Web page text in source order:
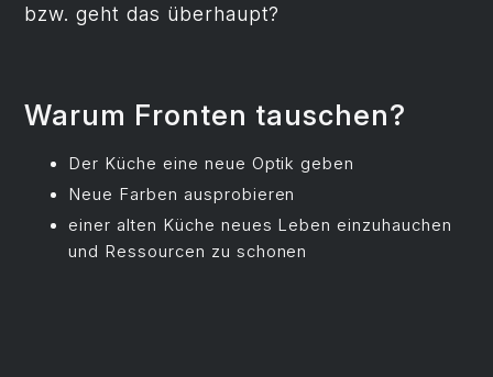
bzw. geht das überhaupt?
Warum Fronten tauschen?
Der Küche eine neue Optik geben
Neue Farben ausprobieren
einer alten Küche neues Leben einzuhauchen
und Ressourcen zu schonen